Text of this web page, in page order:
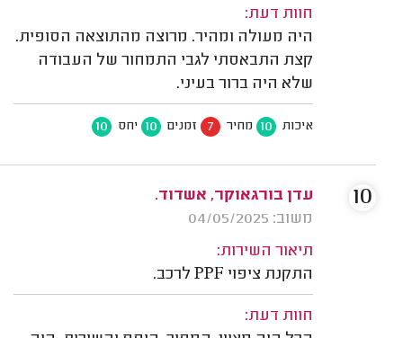
חוות דעת:
היה מעולה ומהיר. מרוצה מהתוצאה הסופית.
קצת התבאסתי לגבי התמחור של העבודה
שלא היה ברור בעיני.
איכות 10 מחיר 7 זמנים 10 יחס 10
עדן בורגאוקר, אשדוד.
משוב: 04/05/2025
תיאור השירות:
התקנת ציפוי PPF לרכב.
חוות דעת:
10